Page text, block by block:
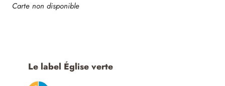
Le label Église verte
Carte non disponible